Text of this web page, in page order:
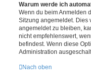
Warum werde ich
Wenn du beim Anmelden
Sitzung angemeldet. Dies
angemeldet zu bleiben,
nicht empfehlenswert,
befindest. Wenn diese
Administration
Nach oben